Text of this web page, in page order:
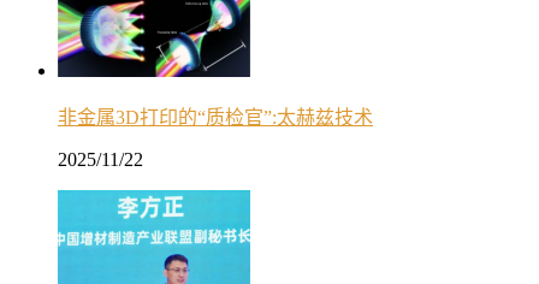
非金属3D打印的“质检官”:太赫兹技术
2025/11/22